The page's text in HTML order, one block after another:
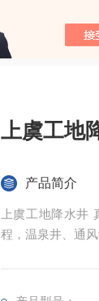
上虞工地
产品简介
上虞工地降水井
程，温泉井、通